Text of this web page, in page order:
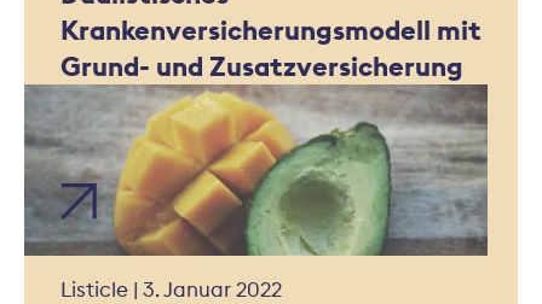
Krankenversicherungsmodell mit
Grund- und Zusatzversicherung
Listicle | 3. Januar 2022